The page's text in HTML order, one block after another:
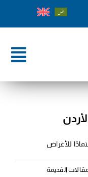
الرئيسية
وجهات الشحن
للأغراض
القديمة